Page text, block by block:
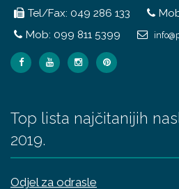
Tel/Fax: 049 286 133
Mob: 099 811 5399
Top lista najčitanijih
2019.
Odjel za odrasle